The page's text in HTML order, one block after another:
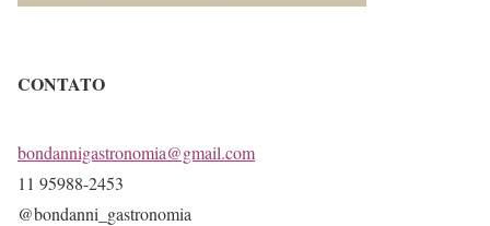
CONTATO
bondannigastronomia@gmail.com
11 95988-2453
@bondanni_gastronomia